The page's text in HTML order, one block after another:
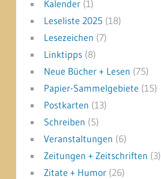
Kalender(1)
Leseliste 2025 (18)
Lesezeichen (7)
Linktipps(8)
Neue Bücher + Lesen (75)
Papier-Sammelgebiete (15)
Postkarten (13)
Schreiben (5)
Veranstaltungen (6)
Zeitungen + Zeitschriften (3)
Zitate + Humor(26)